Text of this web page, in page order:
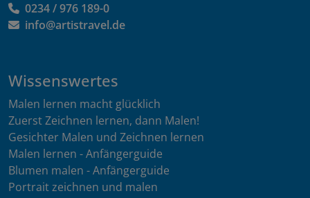
0234 / 976 189-0
info@artistravel.de
Wissenswertes
Malen lernen macht glücklich
Zuerst Zeichnen lernen, dann Malen!
Gesichter Malen und Zeichnen lernen
Malen lernen - Anfängerguide
Blumen malen - Anfängerguide
Portrait zeichnen und malen